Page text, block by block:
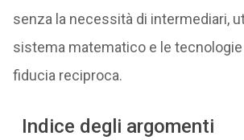
senza la necessità di intermediari,
sistema matematico e le tecnologie
fiducia reciproca.
Indice degli argomenti